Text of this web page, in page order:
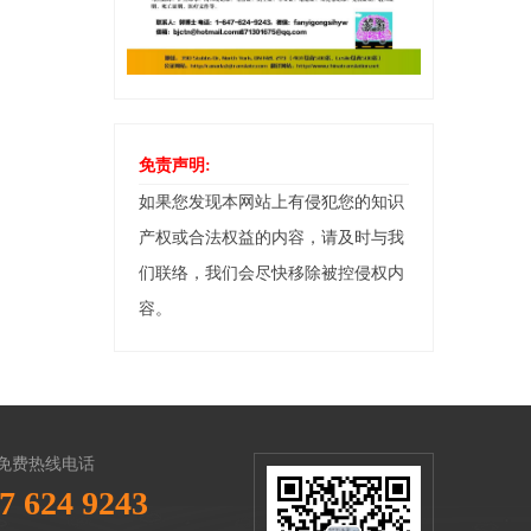
免责声明:
如果您发现本网站上有侵犯您的知识
产权或合法权益的内容，请及时与我
们联络，我们会尽快移除被控侵权内
容。
费热线电话
624 9243